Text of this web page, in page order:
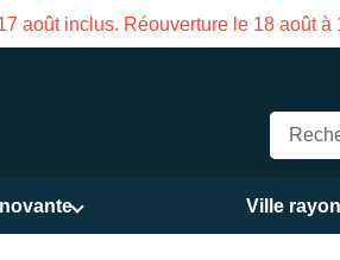
publics Vasco de Gama du 3 au 21
Ville